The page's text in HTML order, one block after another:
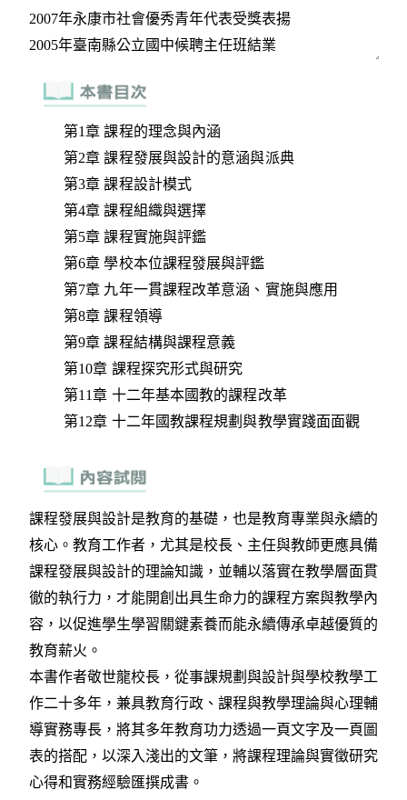
第1章 課程的理念與內涵
第2章 課程發展與設計的意涵與派典
第3章 課程設計模式
第4章 課程組織與選擇
第5章 課程實施與評鑑
第6章 學校本位課程發展與評鑑
第7章 九年一貫課程改革意涵、實施與應用
第8章 課程領導
第9章 課程結構與課程意義
第10章 課程探究形式與研究
第11章 十二年基本國教的課程改革
第12章 十二年國教課程規劃與教學實踐面面觀